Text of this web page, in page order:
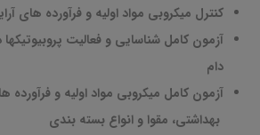
کنترل میکروبی مواد اولیه و فرآورده های
آزمون کامل شناسایی و فعالیت
دام
آزمون کامل میکروبی مواد اولیه و فرآورده
بهداشتی، مقوا و انواع بسته بندی